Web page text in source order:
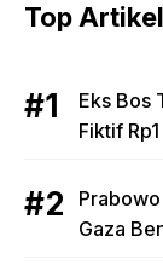
Top Artikel
Eks Bos
Fiktif
Gaza